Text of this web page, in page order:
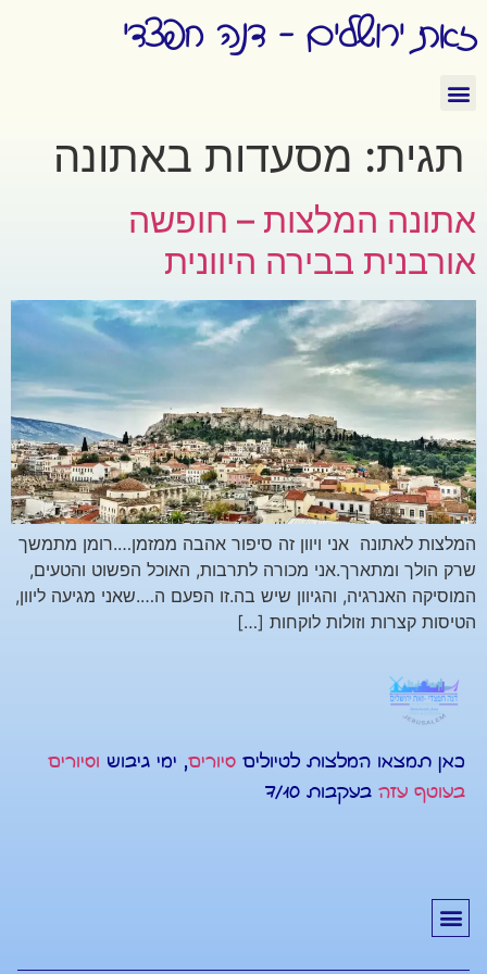
זאת ירושלים - דנה חפצדי
תגית: מסעדות באתונה
אתונה המלצות – חופשה
אורבנית בבירה היוונית
המלצות לאתונה אני ויוון זה סיפור אהבה ממזמן….רומן מתמשך
שרק הולך ומתארך.אני מכורה לתרבות, האוכל הפשוט והטעים,
המוסיקה האנרגיה, והגיוון שיש בה.זו הפעם ה….שאני מגיעה ליוון,
הטיסות קצרות וזולות לוקחות […]
כאן תמצאו המלצות לטיולים סיורים, ימי גיבוש וסיורים
בעוטף עזה בעקבות 7/10